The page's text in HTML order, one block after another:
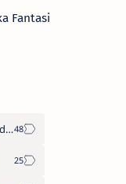
Fantasi
filosofi-hidup